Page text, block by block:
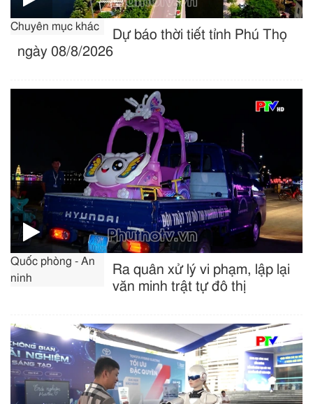
Chuyên mục khác
Dự báo thời tiết tỉnh Phú Thọ
ngày 08/8/2026
Quốc phòng - An
ninh
Ra quân xử lý vi phạm, lập lại
văn minh trật tự đô thị